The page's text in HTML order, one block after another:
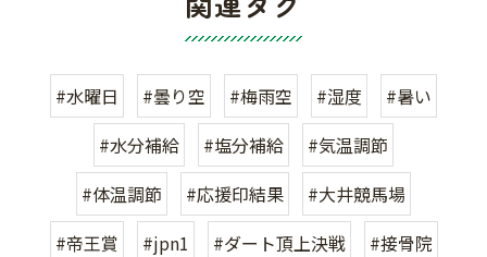
#水曜日 #曇り空 #梅雨空 #湿度
#暑い
#水分補給
#塩分補給
#気温調節
#体温調節
#応援印結果
#大井競馬場
#帝王賞
#jpn1 #ダート頂上決戦
#接骨院